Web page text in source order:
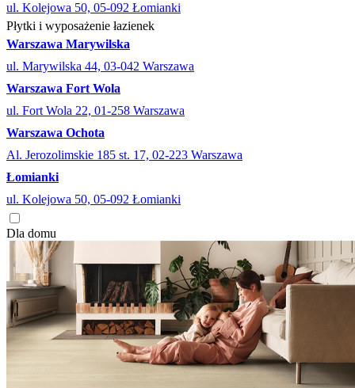
ul. Kolejowa 50, 05-092 Łomianki
Płytki i wyposażenie łazienek
Warszawa Marywilska
ul. Marywilska 44, 03-042 Warszawa
Warszawa Fort Wola
ul. Fort Wola 22, 01-258 Warszawa
Warszawa Ochota
Al. Jerozolimskie 185 st. 17, 02-223 Warszawa
Łomianki
ul. Kolejowa 50, 05-092 Łomianki
Dla domu